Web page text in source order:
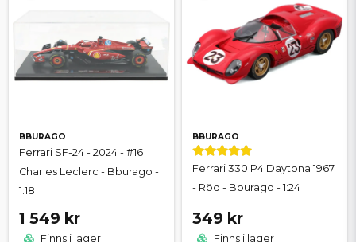
BBURAGO
Ferrari SF-24 - 2024 - #16
Charles Leclerc - Bburago -
1:18
1 549 kr
Finns i lager
BBURAGO
Ferrari 330 P4 Daytona 1967
- Röd - Bburago - 1:24
349 kr
Finns i lager